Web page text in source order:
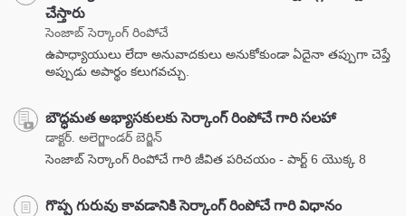
చేస్తారు
సెంజాబ్ సెర్కాంగ్ రింపోచే
ఉపాధ్యాయులు లేదా అనువాదకులు అనుకోకుండా ఏదైనా తప్పుగా చెప్తే
అప్పుడు అపార్థం కలుగవచ్చు.
బౌద్ధమత అభ్యాసకులకు సెర్కాంగ్ రింపోచే గారి సలహా
డాక్టర్. అలెగ్జాండర్ బెర్జిన్
సెంజాబ్ సెర్కాంగ్ రింపోచే గారి జీవిత పరిచయం - పార్ట్ 6 యొక్క 8
గొప్ప గురువు కావడానికి సెర్కాంగ్ రింపోచే గారి విధానం